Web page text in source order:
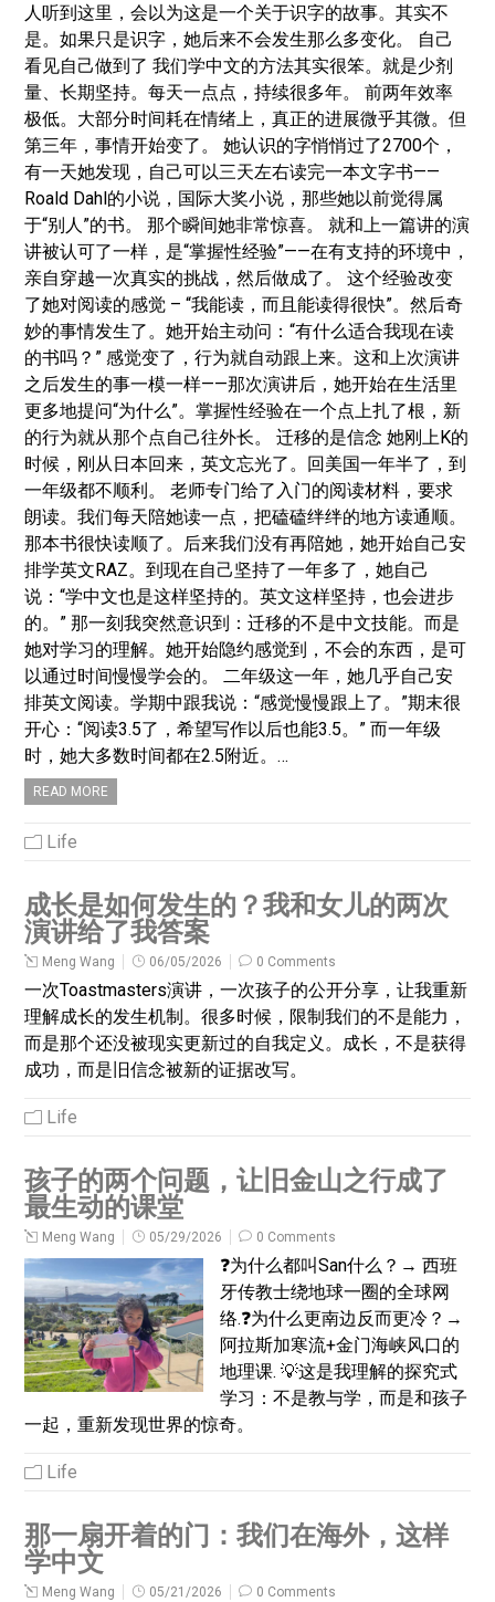
人听到这里，会以为这是一个关于识字的故事。其实不
是。如果只是识字，她后来不会发生那么多变化。 自己
看见自己做到了 我们学中文的方法其实很笨。就是少剂
量、长期坚持。每天一点点，持续很多年。 前两年效率
极低。大部分时间耗在情绪上，真正的进展微乎其微。但
第三年，事情开始变了。 她认识的字悄悄过了2700个，
有一天她发现，自己可以三天左右读完一本文字书——
Roald Dahl的小说，国际大奖小说，那些她以前觉得属
于“别人”的书。 那个瞬间她非常惊喜。 就和上一篇讲的演
讲被认可了一样，是“掌握性经验”——在有支持的环境中，
亲自穿越一次真实的挑战，然后做成了。 这个经验改变
了她对阅读的感觉 – “我能读，而且能读得很快”。然后奇
妙的事情发生了。她开始主动问：“有什么适合我现在读
的书吗？” 感觉变了，行为就自动跟上来。这和上次演讲
之后发生的事一模一样——那次演讲后，她开始在生活里
更多地提问“为什么”。掌握性经验在一个点上扎了根，新
的行为就从那个点自己往外长。 迁移的是信念 她刚上K的
时候，刚从日本回来，英文忘光了。回美国一年半了，到
一年级都不顺利。 老师专门给了入门的阅读材料，要求
朗读。我们每天陪她读一点，把磕磕绊绊的地方读通顺。
那本书很快读顺了。后来我们没有再陪她，她开始自己安
排学英文RAZ。到现在自己坚持了一年多了，她自己
说：“学中文也是这样坚持的。英文这样坚持，也会进步
的。” 那一刻我突然意识到：迁移的不是中文技能。而是
她对学习的理解。她开始隐约感觉到，不会的东西，是可
以通过时间慢慢学会的。 二年级这一年，她几乎自己安
排英文阅读。学期中跟我说：“感觉慢慢跟上了。”期末很
开心：“阅读3.5了，希望写作以后也能3.5。” 而一年级
时，她大多数时间都在2.5附近。…
READ MORE
Life
成长是如何发生的？我和女儿的两次
演讲给了我答案
Meng Wang 06/05/2026 0 Comments
一次Toastmasters演讲，一次孩子的公开分享，让我重新
理解成长的发生机制。很多时候，限制我们的不是能力，
而是那个还没被现实更新过的自我定义。成长，不是获得
成功，而是旧信念被新的证据改写。
Life
孩子的两个问题，让旧金山之行成了
最生动的课堂
Meng Wang 05/29/2026 0 Comments
❓为什么都叫San什么？→ 西班
牙传教士绕地球一圈的全球网
络.❓为什么更南边反而更冷？→
阿拉斯加寒流+金门海峡风口的
地理课. 💡这是我理解的探究式
学习：不是教与学，而是和孩子
一起，重新发现世界的惊奇。
Life
那一扇开着的门：我们在海外，这样
学中文
Meng Wang 05/21/2026 0 Comments